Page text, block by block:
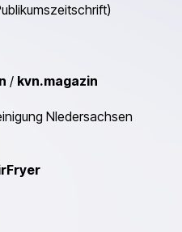
/ kvn.magazin
NIedersachsen